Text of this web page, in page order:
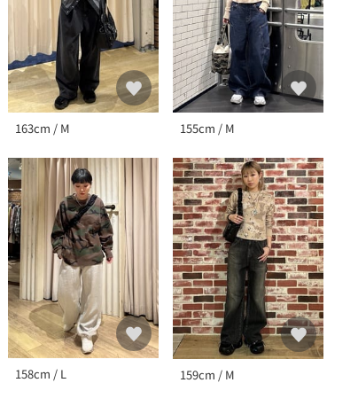
163cm / M 155cm / M
158cm / L 159cm / M